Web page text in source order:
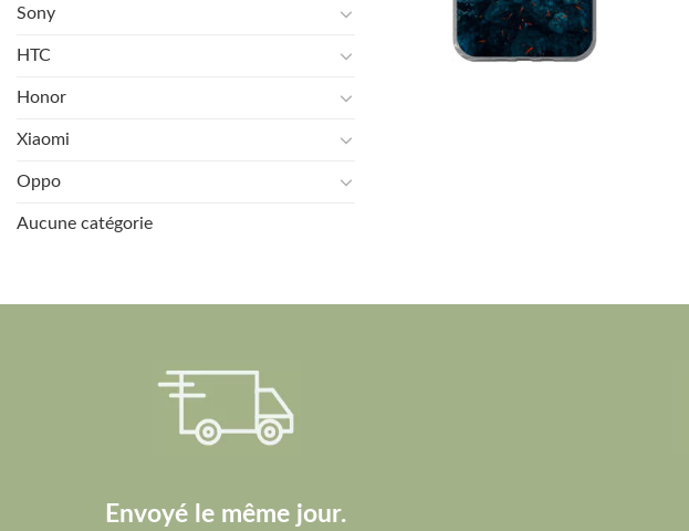
Sony
HTC
Honor
Xiaomi
Oppo
Aucune catégorie
Envoyé le même jour.